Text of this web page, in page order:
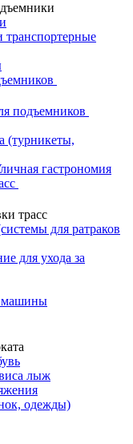
транспортерные
подъемников
(турникеты,
гастрономия
трасс
для ратраков
для ухода за
машины
лыж
одежды)